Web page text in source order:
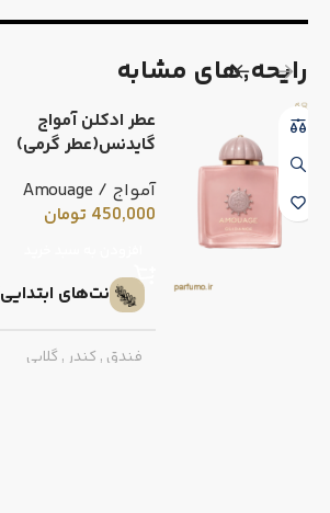
رایحه٬های مشابه
عطر ادکلن آمواج
گایدنس(عطر گرمی)
آمواج / Amouage
450,000 تومان
نت‌های ابتدایی
فندق , کندر , گلابی